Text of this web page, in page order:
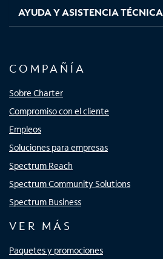
AYUDA Y ASISTENCIA TÉCNICA
COMPAÑÍA
Sobre Charter
Compromiso con el cliente
Empleos
Soluciones para empresas
Spectrum Reach
Spectrum Community Solutions
Spectrum Business
VER MÁS
Paquetes y promociones